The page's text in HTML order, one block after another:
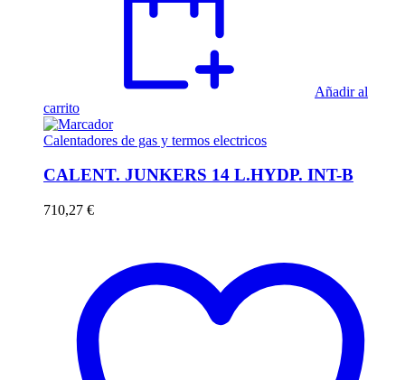
Añadir al
carrito
Calentadores de gas y termos electricos
CALENT. JUNKERS 14 L.HYDP. INT-B
710,27 €